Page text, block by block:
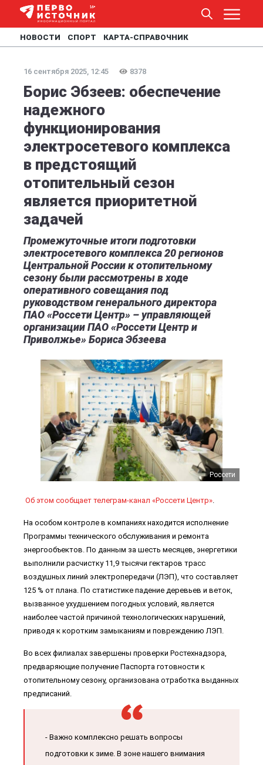
НОВОСТИ СПОРТ КАРТА-СПРАВОЧНИК
16 сентября 2025, 12:45 8378
Борис Эбзеев: обеспечение
надежного
функционирования
электросетевого комплекса
в предстоящий
отопительный сезон
является приоритетной
задачей
Промежуточные итоги подготовки
электросетевого комплекса 20 регионов
Центральной России к отопительному
сезону были рассмотрены в ходе
оперативного совещания под
руководством генерального директора
ПАО «Россети Центр» – управляющей
организации ПАО «Россети Центр и
Приволжье» Бориса Эбзеева
Россети
Об этом сообщает телеграм-канал «Россети Центр».
На особом контроле в компаниях находится исполнение
Программы технического обслуживания и ремонта
энергообъектов. По данным за шесть месяцев, энергетики
выполнили расчистку 11,9 тысячи гектаров трасс
воздушных линий электропередачи (ЛЭП), что составляет
125 % от плана. По статистике падение деревьев и веток,
вызванное ухудшением погодных условий, является
наиболее частой причиной технологических нарушений,
приводя к коротким замыканиям и повреждению ЛЭП.
Во всех филиалах завершены проверки Ростехнадзора,
предваряющие получение Паспорта готовности к
отопительному сезону, организована отработка выданных
предписаний.
- Важно комплексно решать вопросы
подготовки к зиме. В зоне нашего внимания